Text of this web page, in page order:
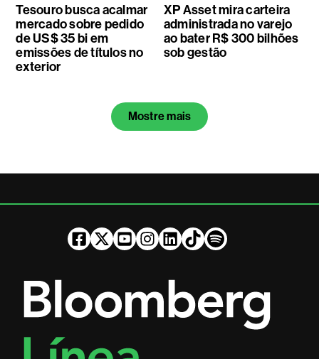
Tesouro busca acalmar
mercado sobre pedido
de US$ 35 bi em
emissões de títulos no
exterior
XP Asset mira carteira
administrada no varejo
ao bater R$ 300 bilhões
sob gestão
Mostre mais